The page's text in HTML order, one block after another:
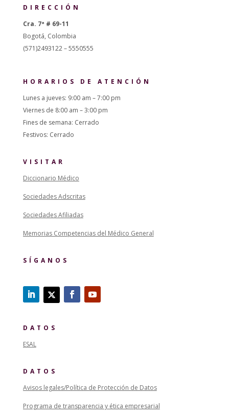
DIRECCIÓN
Cra. 7ª # 69-11
Bogotá, Colombia
(571)2493122 – 5550555
HORARIOS DE ATENCIÓN
Lunes a jueves: 9:00 am – 7:00 pm
Viernes de 8:00 am – 3:00 pm
Fines de semana: Cerrado
Festivos: Cerrado
VISITAR
Diccionario Médico
Sociedades Adscritas
Sociedades Afiliadas
Memorias Competencias del Médico General
SÍGANOS
DATOS
ESAL
DATOS
Avisos legales/Política de Protección de Datos
Programa de transparencia y ética empresarial